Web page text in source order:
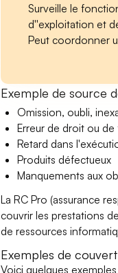
Surveille le
d''exploitation et
Peut coordonner
Exemple de source
Omission, oubli,
Erreur de droit ou
Retard dans
Produits défectueux
Manquements aux
La RC Pro (assurance
couvrir les prestations
de ressources
Exemples de
Voici quelques